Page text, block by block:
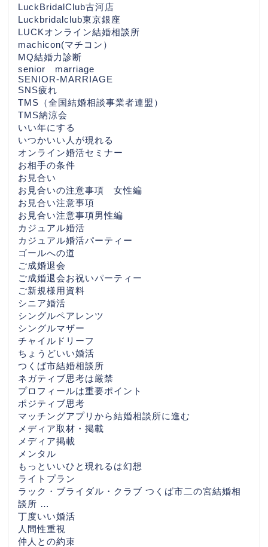
LuckBridalClub古河店
Luckbridalclub東京銀座
LUCKオンライン結婚相談所
machicon(マチコン）
MQ結婚力診断
senior marriage
SENIOR-MARRIAGE
SNS疲れ
TMS（全国結婚相談事業者連盟）
TMS納涼会
いい年にする
いつかいい人が現れる
オンライン婚活セミナー
お相手の条件
お見合い
お見合いの注意事項 女性編
お見合い注意事項
お見合い注意事項男性編
カジュアル婚活
カジュアル婚活パーティー
ゴールへの道
ご成婚退会
ご成婚退会お祝いパーティー
ご新規様用資料
シニア婚活
シングルペアレンツ
シングルマザー
チャイルドリーフ
ちょうどいい婚活
つくば市結婚相談所
ネガティブ思考は厳禁
プロフィールは重要ポイント
ポジティブ思考
マッチングアプリから結婚相談所に進む
メディア取材・掲載
メディア掲載
メンタル
もっといいひと現れるは幻想
ライトプラン
ラック・ブライダル・クラブ つくば市二の宮結婚相
談所 …
丁度いい婚活
人間性重視
仲人との約束